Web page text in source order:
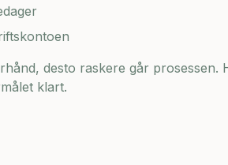
desto raskere går prosessen.
klart.